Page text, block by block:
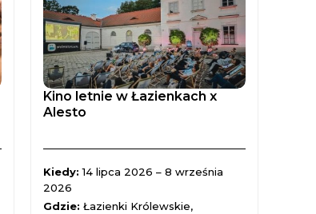
Kino letnie w Łazienkach x
Alesto
Kiedy:14 lipca 2026 – 8 września
2026
Gdzie: Łazienki Królewskie,